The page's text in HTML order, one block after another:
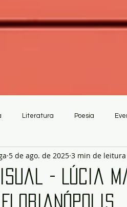
Literatura Poesia
- Lúcia
Florianópolis
5 de ago. de 2025 3 min de leitura